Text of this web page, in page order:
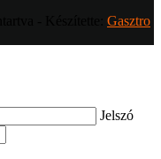
Gasztro
Jelszó